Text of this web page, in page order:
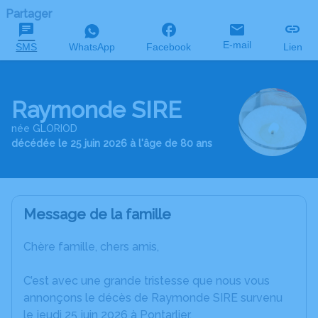
Partager
SMS WhatsApp Facebook E-mail Lien
Raymonde SIRE
née GLORIOD
décédée le 25 juin 2026 à l'âge de 80 ans
Message de la famille
Chère famille, chers amis,
C’est avec une grande tristesse que nous vous
annonçons le décès de Raymonde SIRE survenu
le jeudi 25 juin 2026 à Pontarlier.